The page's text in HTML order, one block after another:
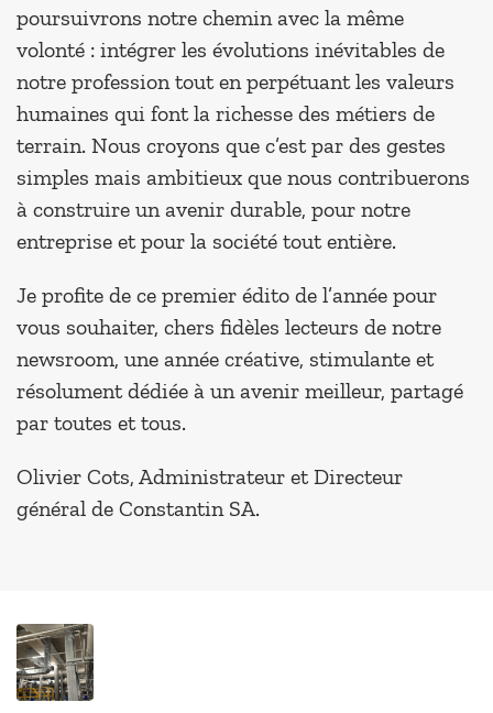
poursuivrons notre chemin avec la même
volonté : intégrer les évolutions inévitables de
notre profession tout en perpétuant les valeurs
humaines qui font la richesse des métiers de
terrain. Nous croyons que c’est par des gestes
simples mais ambitieux que nous contribuerons
à construire un avenir durable, pour notre
entreprise et pour la société tout entière.
Je profite de ce premier édito de l’année pour
vous souhaiter, chers fidèles lecteurs de notre
newsroom, une année créative, stimulante et
résolument dédiée à un avenir meilleur, partagé
par toutes et tous.
Olivier Cots, Administrateur et Directeur
général de Constantin SA.